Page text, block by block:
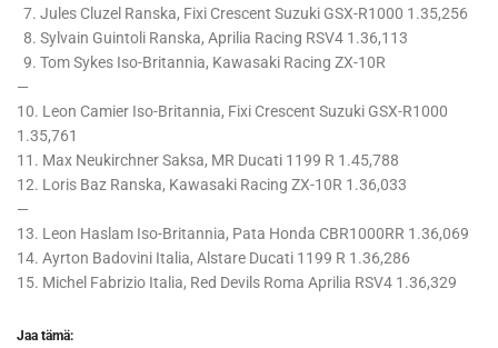
7. Jules Cluzel Ranska, Fixi Crescent Suzuki GSX-R1000 1.35,256
8. Sylvain Guintoli Ranska, Aprilia Racing RSV4 1.36,113
9. Tom Sykes Iso-Britannia, Kawasaki Racing ZX-10R
—
10. Leon Camier Iso-Britannia, Fixi Crescent Suzuki GSX-R1000
1.35,761
11. Max Neukirchner Saksa, MR Ducati 1199 R 1.45,788
12. Loris Baz Ranska, Kawasaki Racing ZX-10R 1.36,033
—
13. Leon Haslam Iso-Britannia, Pata Honda CBR1000RR 1.36,069
14. Ayrton Badovini Italia, Alstare Ducati 1199 R 1.36,286
15. Michel Fabrizio Italia, Red Devils Roma Aprilia RSV4 1.36,329
Jaa tämä: